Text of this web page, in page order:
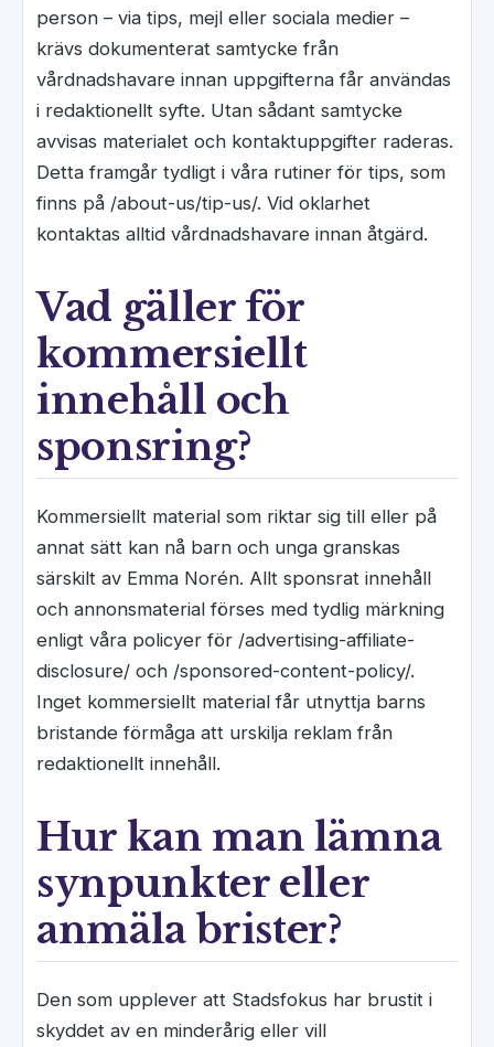
person – via tips, mejl eller sociala medier –
krävs dokumenterat samtycke från
vårdnadshavare innan uppgifterna får användas
i redaktionellt syfte. Utan sådant samtycke
avvisas materialet och kontaktuppgifter raderas.
Detta framgår tydligt i våra rutiner för tips, som
finns på /about-us/tip-us/. Vid oklarhet
kontaktas alltid vårdnadshavare innan åtgärd.
Vad gäller för
kommersiellt
innehåll och
sponsring?
Kommersiellt material som riktar sig till eller på
annat sätt kan nå barn och unga granskas
särskilt av Emma Norén. Allt sponsrat innehåll
och annonsmaterial förses med tydlig märkning
enligt våra policyer för /advertising-affiliate-
disclosure/ och /sponsored-content-policy/.
Inget kommersiellt material får utnyttja barns
bristande förmåga att urskilja reklam från
redaktionellt innehåll.
Hur kan man lämna
synpunkter eller
anmäla brister?
Den som upplever att Stadsfokus har brustit i
skyddet av en minderårig eller vill